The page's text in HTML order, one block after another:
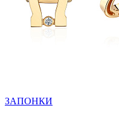
ЗАПОНКИ